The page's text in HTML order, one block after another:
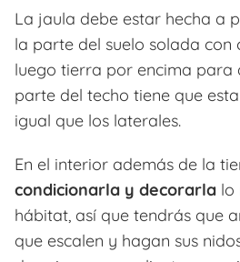
La jaula debe estar hecha a
la parte del suelo solada con
luego tierra por encima para
parte del techo tiene que
igual que los laterales.
En el interior además de la
condicionarla y decorarla lo
hábitat, así que tendrás que
que escalen y hagan sus